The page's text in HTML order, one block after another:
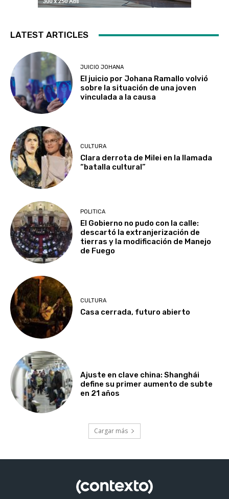
LATEST ARTICLES
JUICIO JOHANA
El juicio por Johana Ramallo volvió
sobre la situación de una joven
vinculada a la causa
CULTURA
Clara derrota de Milei en la llamada
“batalla cultural”
POLITICA
El Gobierno no pudo con la calle:
descartó la extranjerización de
tierras y la modificación de Manejo
de Fuego
CULTURA
Casa cerrada, futuro abierto
Ajuste en clave china: Shanghái
define su primer aumento de subte
en 21 años
Cargar más